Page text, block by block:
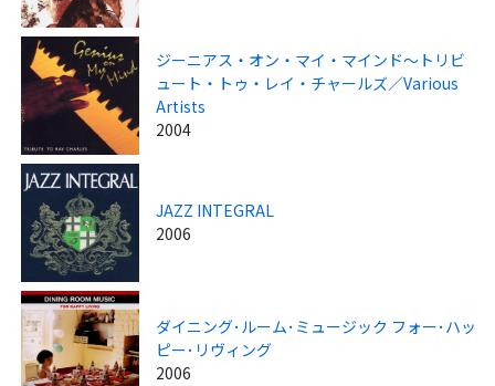
ジーニアス・オン・マイ・マインド～トリビ
ュート・トゥ・レイ・チャールズ／Various
Artists
2004
JAZZ INTEGRAL
2006
ダイニング･ルーム･ミュージック フォー･ハッ
ピー･リヴィング
2006